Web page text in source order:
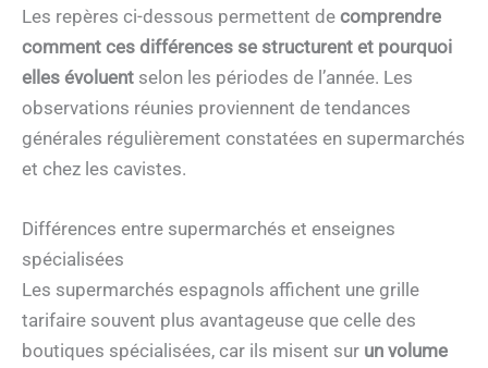
Les repères ci-dessous permettent de comprendre
comment ces différences se structurent et pourquoi
elles évoluent selon les périodes de l’année. Les
observations réunies proviennent de tendances
générales régulièrement constatées en supermarchés
et chez les cavistes.
Différences entre supermarchés et enseignes
spécialisées
Les supermarchés espagnols affichent une grille
tarifaire souvent plus avantageuse que celle des
boutiques spécialisées, car ils misent sur un volume